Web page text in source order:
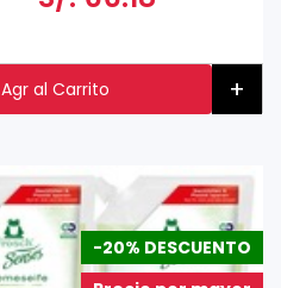
Agr al Carrito +
-20% DESCUENTO